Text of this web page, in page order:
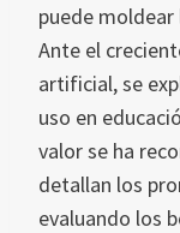
puede moldear
Ante el
artificial, se
uso en
valor se ha
detallan los
evaluando los